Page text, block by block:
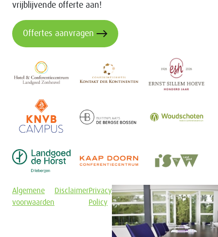
vrijblijvende offerte aan!
Offertes aanvragen
Algemene
voorwaarden
DisclaimerPrivacy
Policy